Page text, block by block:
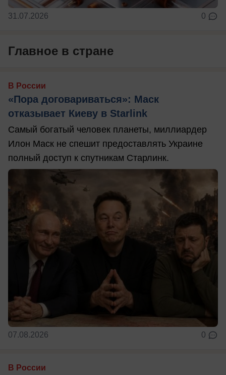
31.07.2026 0
Главное в стране
В России
«Пора договариваться»: Маск
отказывает Киеву в Starlink
Самый богатый человек планеты, миллиардер
Илон Маск не спешит предоставлять Украине
полный доступ к спутникам Старлинк.
07.08.2026 0
В России